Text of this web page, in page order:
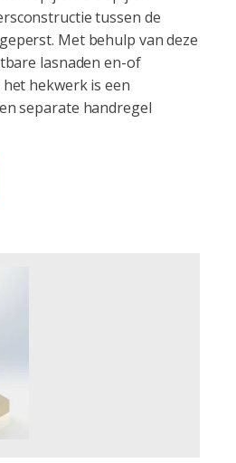
tussen de
Met behulp van deze
lasnaden en-of
hekwerk is een
separate handregel